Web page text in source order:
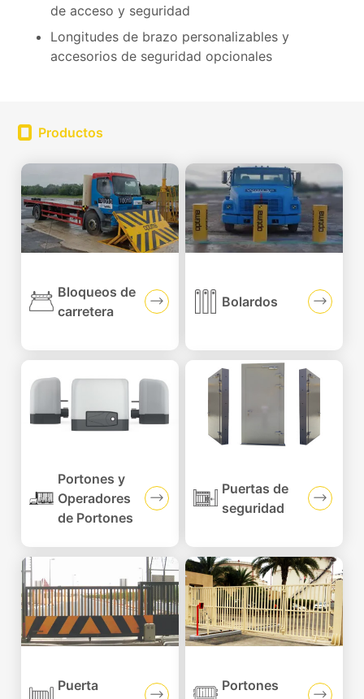
de acceso y seguridad
Longitudes de brazo personalizables y
accesorios de seguridad opcionales
Productos
Bloqueos de
carretera
Bolardos
Portones y
Operadores
de Portones
Puertas de
seguridad
Puerta
Portones